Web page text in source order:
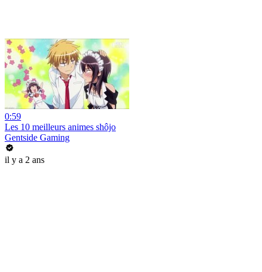
0:59
Les 10 meilleurs animes shôjo
Gentside Gaming
il y a 2 ans